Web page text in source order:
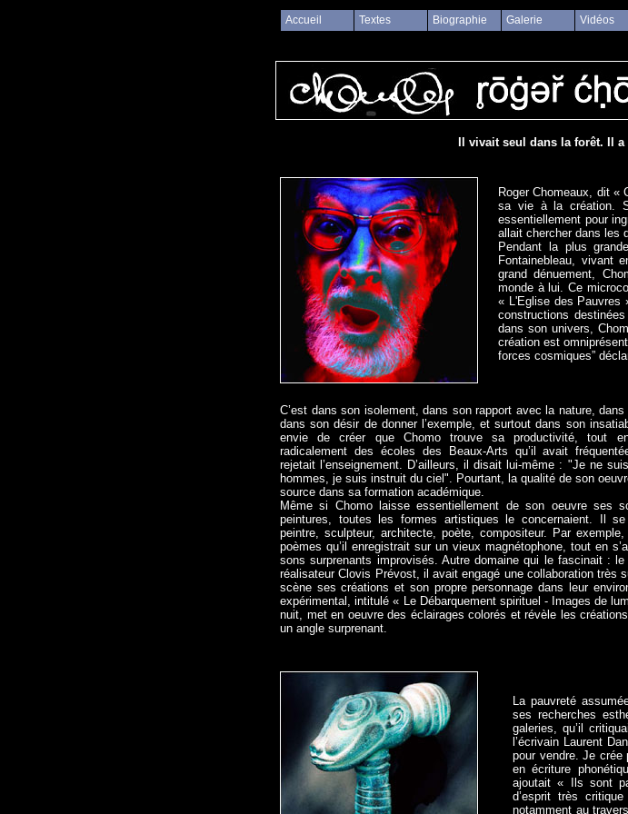
Accueil Textes Biographie Galerie Vidéos
Il vivait seul dans la forêt. Il
Roger Chomeaux, dit «
sa vie à la création.
essentiellement pour
allait chercher dans les
Pendant la plus
Fontainebleau, vivant
grand dénuement,
monde à lui. Ce
« L'Eglise des Pauvres
constructions
dans son univers,
création est
forces cosmiques”
C’est dans son isolement, dans son rapport avec la nature,
dans son désir de donner l’exemple, et surtout dans son
envie de créer que Chomo trouve sa productivité, tout
radicalement des écoles des Beaux-Arts qu’il avait
rejetait l’enseignement. D’ailleurs, il disait lui-même : "Je ne
hommes, je suis instruit du ciel". Pourtant, la qualité de son
source dans sa formation académique.
Même si Chomo laisse essentiellement de son oeuvre ses
peintures, toutes les formes artistiques le concernaient. Il
peintre, sculpteur, architecte, poète, compositeur. Par
poèmes qu’il enregistrait sur un vieux magnétophone, tout en
sons surprenants improvisés. Autre domaine qui le fascinait :
réalisateur Clovis Prévost, il avait engagé une collaboration très
scène ses créations et son propre personnage dans leur
expérimental, intitulé « Le Débarquement spirituel - Images de
nuit, met en oeuvre des éclairages colorés et révèle les
un angle surprenant.
La pauvreté
ses recherches
galeries, qu’il
l’écrivain Laurent
pour vendre. Je crée
en écriture
ajoutait « Ils sont
d’esprit très
notamment au